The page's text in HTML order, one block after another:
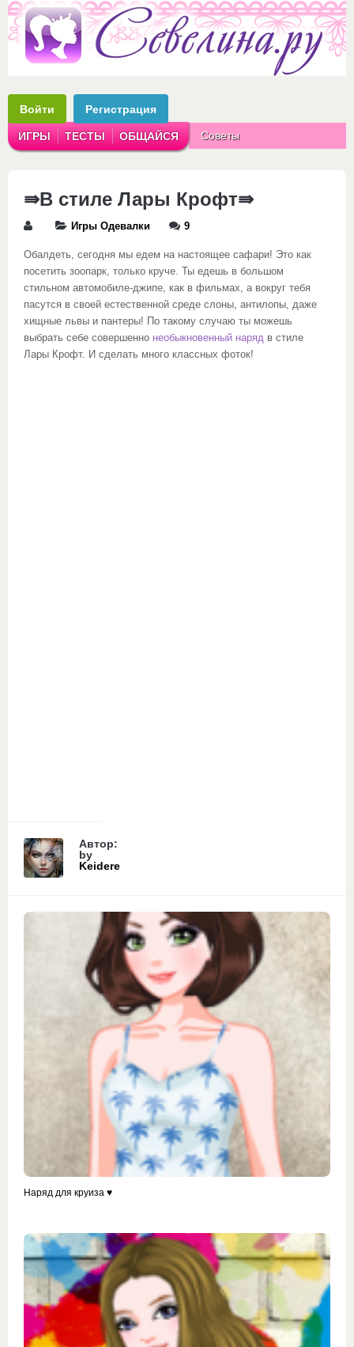
Войти Регистрация
ИГРЫ ТЕСТЫ ОБЩАЙСЯ Советы
⇛В стиле Лары Крофт⇛
Игры Одевалки 9
Обалдеть, сегодня мы едем на настоящее сафари! Это как
посетить зоопарк, только круче. Ты едешь в большом
стильном автомобиле-джипе, как в фильмах, а вокруг тебя
пасутся в своей естественной среде слоны, антилопы, даже
хищные львы и пантеры! По такому случаю ты можешь
выбрать себе совершенно необыкновенный наряд в стиле
Лары Крофт. И сделать много классных фоток!
Автор:
by
Keidere
Наряд для круиза ♥